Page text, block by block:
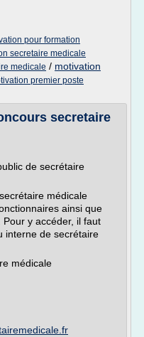
pour formation
secretaire medicale
medicale / motivation
premier poste
secretaire
de secrétaire
médicale
ainsi que
y accéder, il faut
interne de secrétaire
médicale